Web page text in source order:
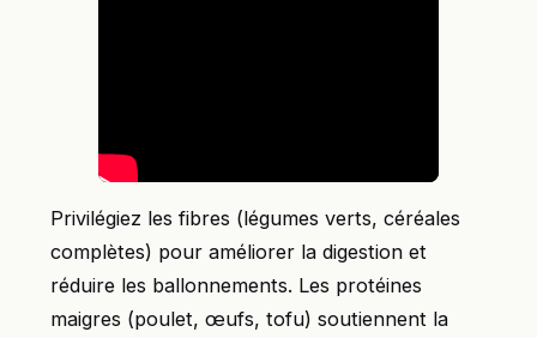
Privilégiez les fibres (légumes verts, céréales
complètes) pour améliorer la digestion et
réduire les ballonnements. Les protéines
maigres (poulet, œufs, tofu) soutiennent la